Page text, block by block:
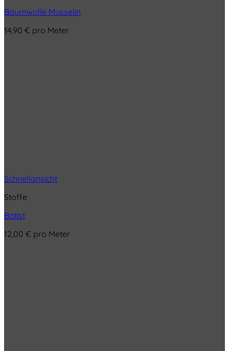
Baumwolle Musselin
14,90 € pro Meter
Schnellansicht
Stoffe
Batist
12,00 € pro Meter